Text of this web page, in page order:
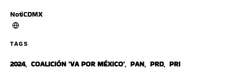
NotiCDMX
TAGS
2024, COALICIÓN 'VA POR MÉXICO', PAN, PRD, PRI